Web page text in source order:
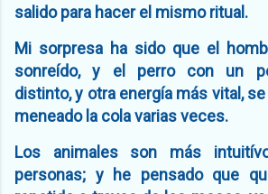
salido para hacer el mismo ritual.
Mi sorpresa ha sido que el
sonreído, y el perro con un
distinto, y otra energía más vital,
meneado la cola varias veces.
Los animales son más
personas; y he pensado que